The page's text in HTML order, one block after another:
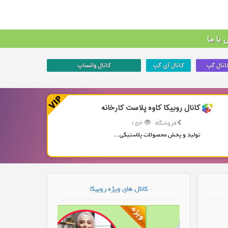
ما
گپ کانال آی گپ کانال واتساپ
کانال روبیکا کاوه پلاست کارخانه
فروشگاه
154
تولید و پخش محصولات پلاستیکی...
کانال های ویژه روبیکا